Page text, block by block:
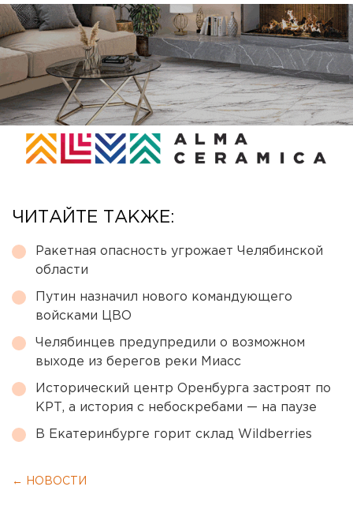
ЧИТАЙТЕ ТАКЖЕ:
Ракетная опасность угрожает Челябинской
области
Путин назначил нового командующего
войсками ЦВО
Челябинцев предупредили о возможном
выходе из берегов реки Миасс
Исторический центр Оренбурга застроят по
КРТ, а история с небоскребами — на паузе
В Екатеринбурге горит склад Wildberries
← НОВОСТИ